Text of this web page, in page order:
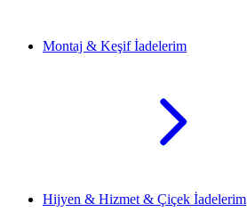
Montaj & Keşif İadelerim
Hijyen & Hizmet & Çiçek İadelerim